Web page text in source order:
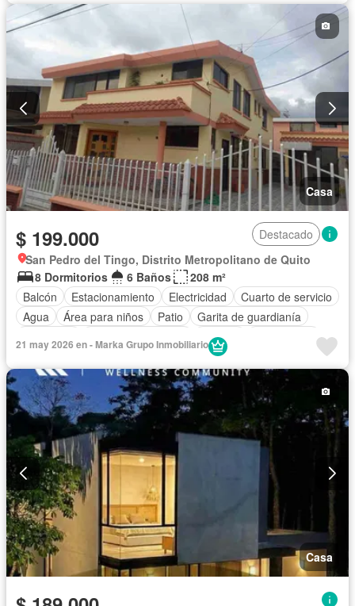
Casa
$ 199.000
Destacado
San Pedro del Tingo, Distrito Metropolitano de Quito
8 Dormitorios
6 Baños
208 m²
Balcón
Estacionamiento Electricidad
Cuarto de servicio
Agua
Área para niños Patio
Garita de guardianía
Bodega
21 may 2026 en - Marka Grupo Inmobiliario
Casa